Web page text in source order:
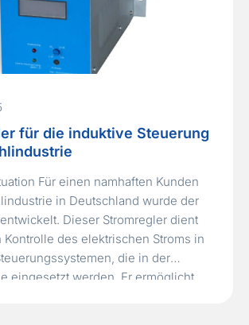
für die induktive Steuerung
Für einen namhaften Kunden
in Deutschland wurde der
Dieser Stromregler dient
Kontrolle des elektrischen Stroms in
die in der
eingesetzt werden. Er ermöglicht